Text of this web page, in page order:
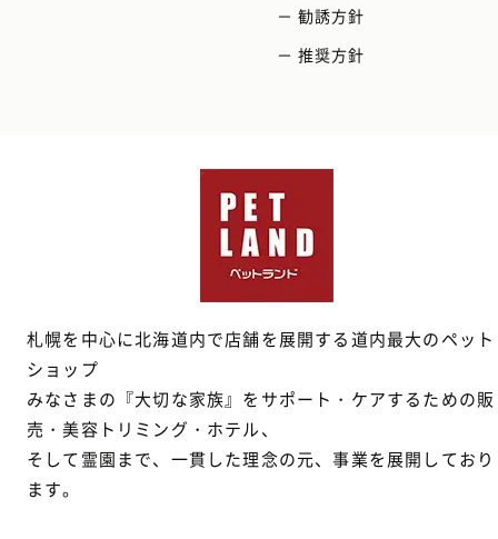
－ 勧誘方針
－ 推奨方針
札幌を中心に北海道内で店舗を展開する道内最大のペット
ショップ
みなさまの『大切な家族』をサポート・ケアするための販
売・美容トリミング・ホテル、
そして霊園まで、一貫した理念の元、事業を展開しており
ます。